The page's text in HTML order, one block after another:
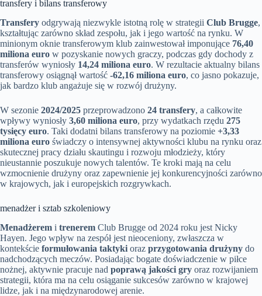
transfery i bilans transferowy
Transfery odgrywają niezwykle istotną rolę w strategii Club Brugge,
kształtując zarówno skład zespołu, jak i jego wartość na rynku. W
minionym oknie transferowym klub zainwestował imponujące 76,40
miliona euro w pozyskanie nowych graczy, podczas gdy dochody z
transferów wyniosły 14,24 miliona euro. W rezultacie aktualny bilans
transferowy osiągnął wartość -62,16 miliona euro, co jasno pokazuje,
jak bardzo klub angażuje się w rozwój drużyny.
W sezonie 2024/2025 przeprowadzono 24 transfery, a całkowite
wpływy wyniosły 3,60 miliona euro, przy wydatkach rzędu 275
tysięcy euro. Taki dodatni bilans transferowy na poziomie +3,33
miliona euro świadczy o intensywnej aktywności klubu na rynku oraz
skutecznej pracy działu skautingu i rozwoju młodzieży, który
nieustannie poszukuje nowych talentów. Te kroki mają na celu
wzmocnienie drużyny oraz zapewnienie jej konkurencyjności zarówno
w krajowych, jak i europejskich rozgrywkach.
menadżer i sztab szkoleniowy
Menadżerem i trenerem Club Brugge od 2024 roku jest Nicky
Hayen. Jego wpływ na zespół jest nieoceniony, zwłaszcza w
kontekście formułowania taktyki oraz przygotowania drużyny do
nadchodzących meczów. Posiadając bogate doświadczenie w piłce
nożnej, aktywnie pracuje nad poprawą jakości gry oraz rozwijaniem
strategii, która ma na celu osiąganie sukcesów zarówno w krajowej
lidze, jak i na międzynarodowej arenie.